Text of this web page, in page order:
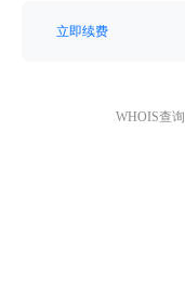
立即续费
WHOIS查询